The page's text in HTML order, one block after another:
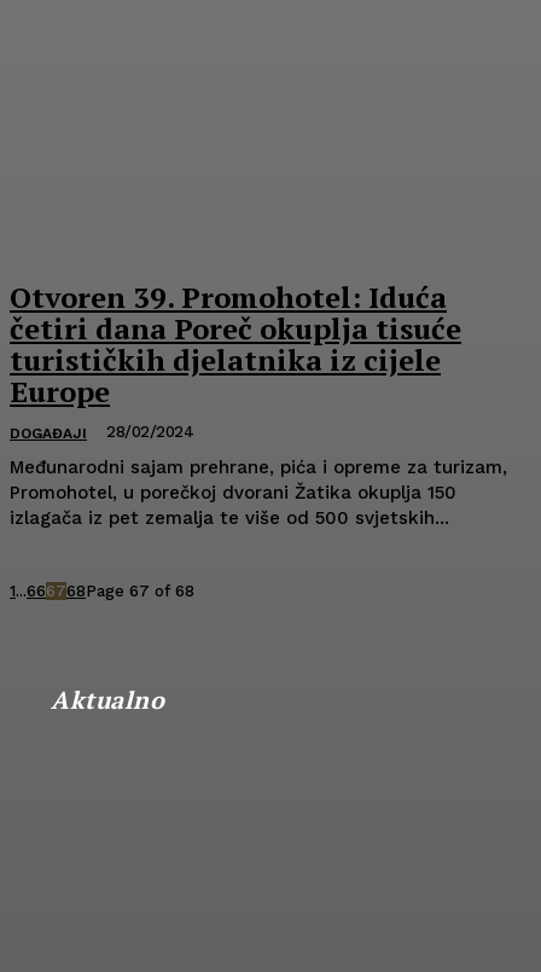
Otvoren 39. Promohotel: Iduća
četiri dana Poreč okuplja tisuće
turističkih djelatnika iz cijele
Europe
DOGAĐAJI 28/02/2024
Međunarodni sajam prehrane, pića i opreme za turizam,
Promohotel, u porečkoj dvorani Žatika okuplja 150
izlagača iz pet zemalja te više od 500 svjetskih...
1...666768Page 67 of 68
Aktualno